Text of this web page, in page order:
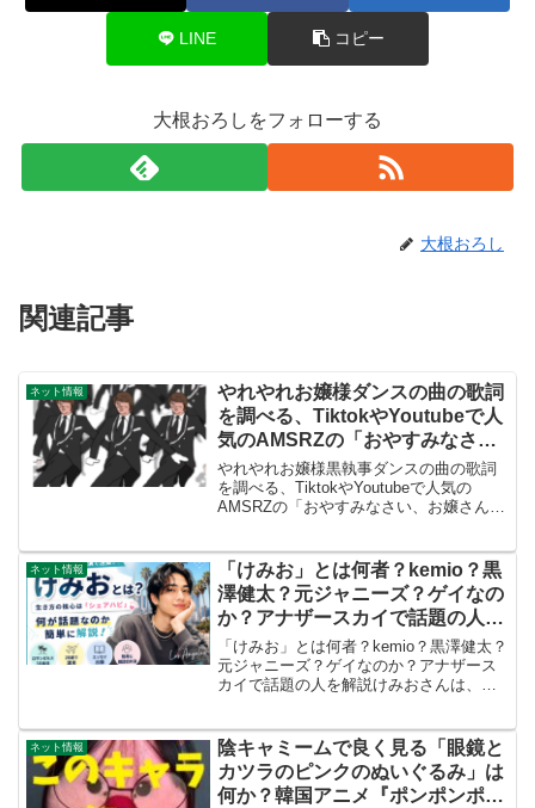
LINE コピー
大根おろしをフォローする
大根おろし
関連記事
ネット情報
やれやれお嬢様ダンスの曲の歌詞
を調べる、TiktokやYoutubeで人
気のAMSRZの「おやすみなさ
い、お嬢さん」誰が作った曲なの
か？
やれやれお嬢様黒執事ダンスの曲の歌詞
を調べる、TiktokやYoutubeで人気の
AMSRZの「おやすみなさい、お嬢さん」
って、どのような内容なのか？気になる
ので知らべ...
ネット情報
「けみお」とは何者？kemio？黒
澤健太？元ジャニーズ？ゲイなの
か？アナザースカイで話題の人を
解説
「けみお」とは何者？kemio？黒澤健太？
元ジャニーズ？ゲイなのか？アナザース
カイで話題の人を解説けみおさんは、
は、けみおさんがどのような人物なの
か、注目を集めた...
ネット情報
陰キャミームで良く見る「眼鏡と
カツラのピンクのぬいぐるみ」は
何か？韓国アニメ『ポンポンポロ